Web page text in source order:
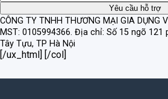
CÔNG TY TNHH THƯƠNG MẠI GIA DỤNG
MST: 0105994366. Địa chỉ: Số 15 ngõ 121
Tây Tựu, TP Hà Nội
[/ux_html] [/col]